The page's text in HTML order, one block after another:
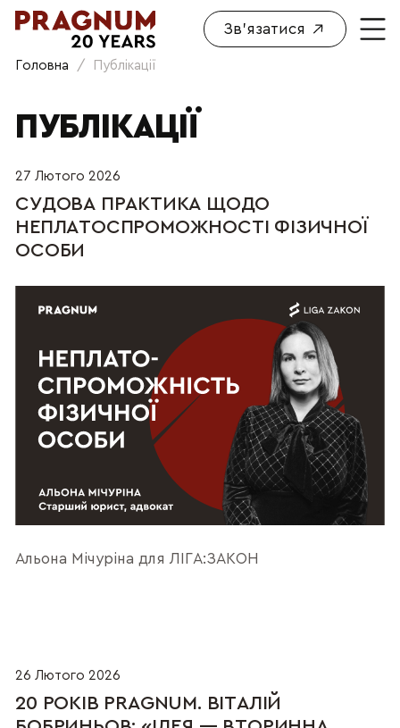
Зв'язатися
Головна / Публікації
ПУБЛІКАЦІЇ
27 Лютого 2026
СУДОВА ПРАКТИКА ЩОДО
НЕПЛАТОСПРОМОЖНОСТІ ФІЗИЧНОЇ
ОСОБИ
Альона Мічуріна для ЛІГА:ЗАКОН
26 Лютого 2026
20 РОКІВ PRAGNUM. ВІТАЛІЙ